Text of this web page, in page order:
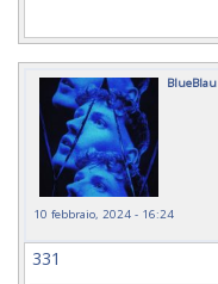
BlueBlau
10 febbraio, 2024 - 16:24
331